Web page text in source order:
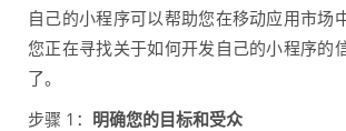
自己的小程序可以帮助您在移动应用市场
您正在寻找关于如何开发自己的小程序的
了。
步骤 1： 明确您的目标和受众